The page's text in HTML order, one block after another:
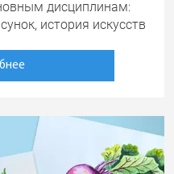
дисциплинам:
история искусств